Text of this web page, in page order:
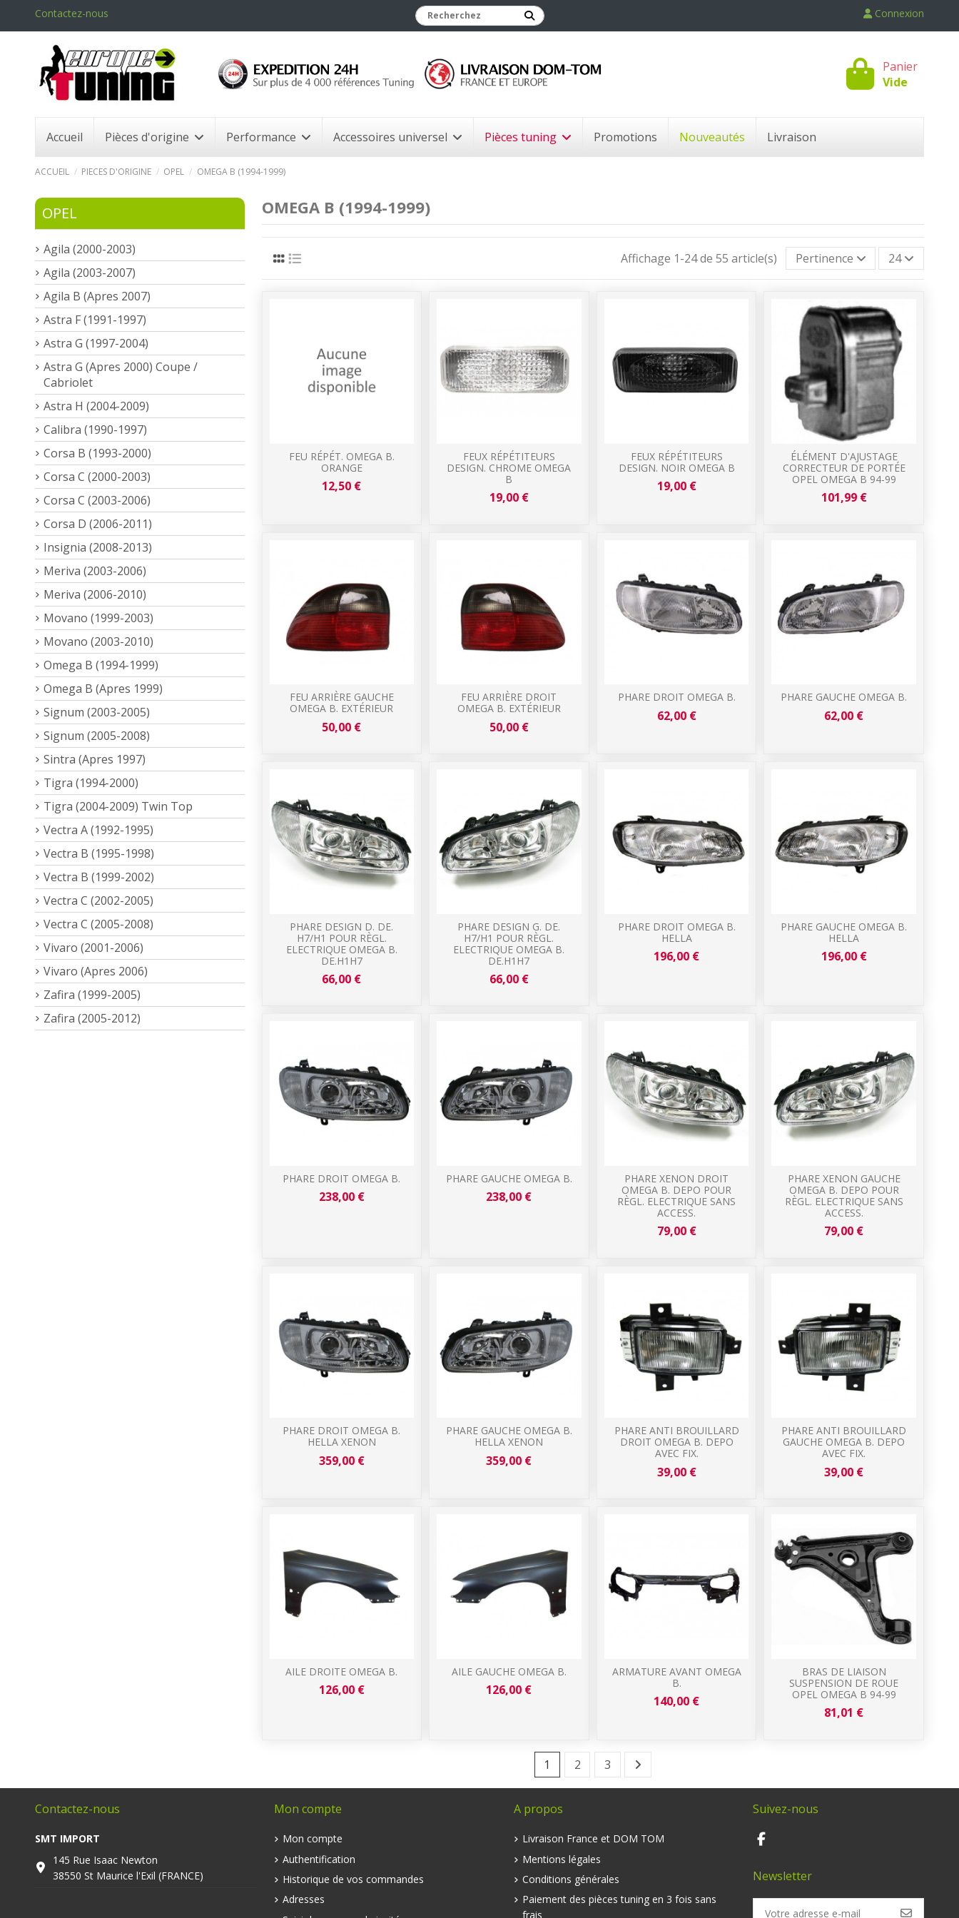
Contactez-nous Connexion
Panier
Vide
Accueil Pièces d'origine Performance Accessoires universel Pièces tuning Promotions Nouveautés Livraison
ACCUEIL PIECES D'ORIGINE OPEL OMEGA B (1994-1999)
OMEGA B (1994-1999)
Affichage 1-24 de 55 article(s) Pertinence 24
FEU RÉPÉT. OMEGA B.
ORANGE
12,50 €
FEUX RÉPÉTITEURS
DESIGN. CHROME OMEGA
B
19,00 €
FEUX RÉPÉTITEURS
DESIGN. NOIR OMEGA B
19,00 €
ÉLÉMENT D'AJUSTAGE
CORRECTEUR DE PORTÉE
OPEL OMEGA B 94-99
101,99 €
FEU ARRIÈRE GAUCHE
OMEGA B. EXTÉRIEUR
50,00 €
FEU ARRIÈRE DROIT
OMEGA B. EXTÉRIEUR
50,00 €
PHARE DROIT OMEGA B.
62,00 €
PHARE GAUCHE OMEGA B.
62,00 €
PHARE DESIGN D. DE.
H7/H1 POUR RÈGL.
ELECTRIQUE OMEGA B.
DE.H1H7
66,00 €
PHARE DESIGN G. DE.
H7/H1 POUR RÈGL.
ELECTRIQUE OMEGA B.
DE.H1H7
66,00 €
PHARE DROIT OMEGA B.
HELLA
196,00 €
PHARE GAUCHE OMEGA B.
HELLA
196,00 €
PHARE DROIT OMEGA B.
238,00 €
PHARE GAUCHE OMEGA B.
238,00 €
PHARE XENON DROIT
OMEGA B. DEPO POUR
RÈGL. ELECTRIQUE SANS
ACCESS.
79,00 €
PHARE XENON GAUCHE
OMEGA B. DEPO POUR
RÈGL. ELECTRIQUE SANS
ACCESS.
79,00 €
PHARE DROIT OMEGA B.
HELLA XENON
359,00 €
PHARE GAUCHE OMEGA B.
HELLA XENON
359,00 €
PHARE ANTI BROUILLARD
DROIT OMEGA B. DEPO
AVEC FIX.
39,00 €
PHARE ANTI BROUILLARD
GAUCHE OMEGA B. DEPO
AVEC FIX.
39,00 €
AILE DROITE OMEGA B.
126,00 €
AILE GAUCHE OMEGA B.
126,00 €
ARMATURE AVANT OMEGA
B.
140,00 €
BRAS DE LIAISON
SUSPENSION DE ROUE
OPEL OMEGA B 94-99
81,01 €
1 2 3
OPEL
Agila (2000-2003)
Agila (2003-2007)
Agila B (Apres 2007)
Astra F (1991-1997)
Astra G (1997-2004)
Astra G (Apres 2000) Coupe /
Cabriolet
Astra H (2004-2009)
Calibra (1990-1997)
Corsa B (1993-2000)
Corsa C (2000-2003)
Corsa C (2003-2006)
Corsa D (2006-2011)
Insignia (2008-2013)
Meriva (2003-2006)
Meriva (2006-2010)
Movano (1999-2003)
Movano (2003-2010)
Omega B (1994-1999)
Omega B (Apres 1999)
Signum (2003-2005)
Signum (2005-2008)
Sintra (Apres 1997)
Tigra (1994-2000)
Tigra (2004-2009) Twin Top
Vectra A (1992-1995)
Vectra B (1995-1998)
Vectra B (1999-2002)
Vectra C (2002-2005)
Vectra C (2005-2008)
Vivaro (2001-2006)
Vivaro (Apres 2006)
Zafira (1999-2005)
Zafira (2005-2012)
Contactez-nous
SMT IMPORT
145 Rue Isaac Newton
38550 St Maurice l'Exil (FRANCE)
Mon compte
Mon compte
Authentification
Historique de vos commandes
Adresses
A propos
Livraison France et DOM TOM
Mentions légales
Conditions générales
Paiement des pièces tuning en 3 fois sans
frais
Suivez-nous
Newsletter